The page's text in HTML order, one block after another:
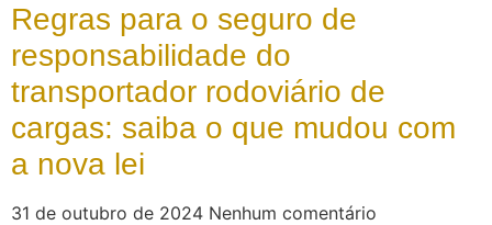
Regras para o seguro de
responsabilidade do
transportador rodoviário de
cargas: saiba o que mudou com
a nova lei
31 de outubro de 2024 Nenhum comentário